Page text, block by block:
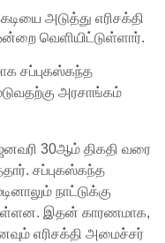
அடுத்து எரிசக்தி
வெளியிட்டுள்ளார்.
சப்புகஸ்கந்த
அரசாங்கம்
30ஆம் திகதி வரை
சப்புகஸ்கந்த
நாட்டுக்கு
உள்ளன. இதன் காரணமாக,
எரிசக்தி அமைச்சர்